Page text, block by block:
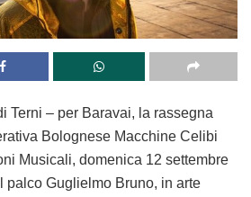
Terni – per Baravai, la rassegna
Bolognese Macchine Celibi
Musicali, domenica 12 settembre
palco Guglielmo Bruno, in arte